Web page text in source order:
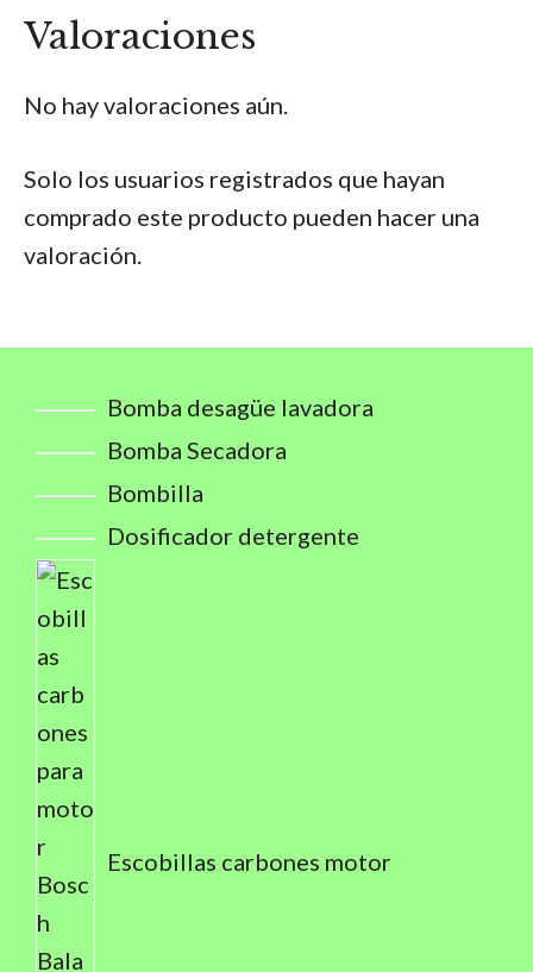
Valoraciones
No hay valoraciones aún.
Solo los usuarios registrados que hayan
comprado este producto pueden hacer una
valoración.
Bomba desagüe lavadora
Bomba Secadora
Bombilla
Dosificador detergente
Escobillas carbones motor